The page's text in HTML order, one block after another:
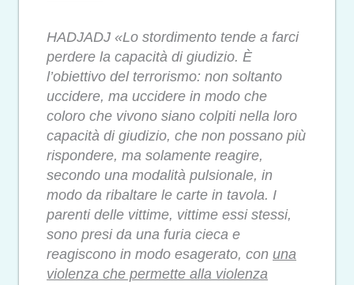
HADJADJ «Lo stordimento tende a farci
perdere la capacità di giudizio. È
l’obiettivo del terrorismo: non soltanto
uccidere, ma uccidere in modo che
coloro che vivono siano colpiti nella loro
capacità di giudizio, che non possano più
rispondere, ma solamente reagire,
secondo una modalità pulsionale, in
modo da ribaltare le carte in tavola. I
parenti delle vittime, vittime essi stessi,
sono presi da una furia cieca e
reagiscono in modo esagerato, con una
violenza che permette alla violenza